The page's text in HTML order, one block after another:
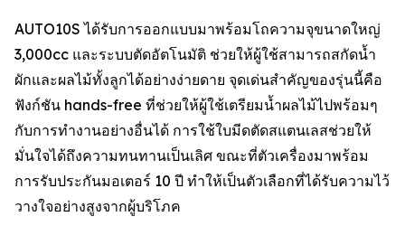
AUTO10S ได้รับการออกแบบมาพร้อมโถความจุขนาดใหญ่
3,000cc และระบบตัดอัตโนมัติ ช่วยให้ผู้ใช้สามารถสกัดน้ำ
ผักและผลไม้ทั้งลูกได้อย่างง่ายดาย จุดเด่นสำคัญของรุ่นนี้คือ
ฟังก์ชัน hands-free ที่ช่วยให้ผู้ใช้เตรียมน้ำผลไม้ไปพร้อมๆ
กับการทำงานอย่างอื่นได้ การใช้ใบมีดตัดสแตนเลสช่วยให้
มั่นใจได้ถึงความทนทานเป็นเลิศ ขณะที่ตัวเครื่องมาพร้อม
การรับประกันมอเตอร์ 10 ปี ทำให้เป็นตัวเลือกที่ได้รับความไว้
วางใจอย่างสูงจากผู้บริโภค